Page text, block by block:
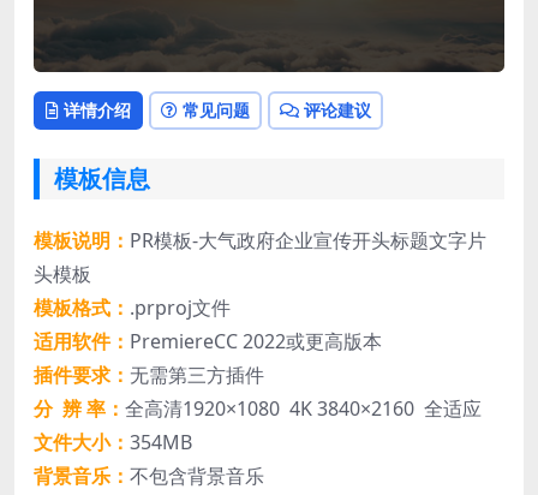
详情介绍 常见问题 评论建议
模板信息
模板说明： PR模板-大气政府企业宣传开头标题文字片
头模板
模板格式： .prproj文件
适用软件： PremiereCC 2022或更高版本
插件要求： 无需第三方插件
分 辨 率： 全高清1920×1080 4K 3840×2160 全适应
文件大小： 354MB
背景音乐： 不包含背景音乐